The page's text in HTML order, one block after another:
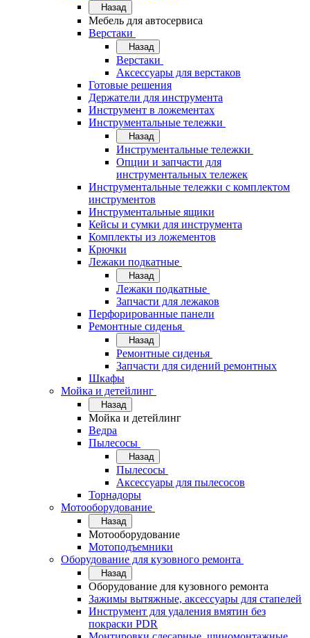
Назад
Мебель для автосервиса
Верстаки
Назад
Верстаки
Аксессуары для верстаков
Готовые решения
Держатели для инструмента
Инструмент в ложементах
Инструментальные тележки
Назад
Инструментальные тележки
Опции и запчасти для
инструментальных тележек
Инструментальные тележки с комплектом
инструментов
Инструментальные ящики
Кейсы и сумки для инструмента
Комплекты из ложементов
Крючки
Лежаки подкатные
Назад
Лежаки подкатные
Запчасти для лежаков
Перфорированные панели
Ремонтные сиденья
Назад
Ремонтные сиденья
Запчасти для сидений ремонтных
Шкафы
Мойка и детейлинг
Назад
Мойка и детейлинг
Ведра
Пылесосы
Назад
Пылесосы
Аксессуары для пылесосов
Торнадоры
Мотооборудование
Назад
Мотооборудование
Мотоподъемники
Оборудование для кузовного ремонта
Назад
Оборудование для кузовного ремонта
Зажимы вытяжные, аксессуары для стапелей
Инструмент для удаления вмятин без
покраски PDR